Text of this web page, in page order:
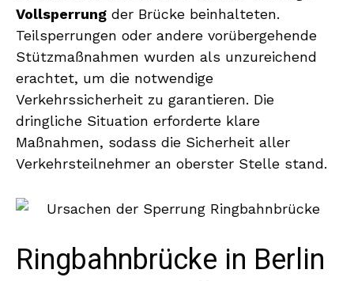
Vollsperrung der Brücke beinhalteten.
Teilsperrungen oder andere vorübergehende
Stützmaßnahmen wurden als unzureichend
erachtet, um die notwendige
Verkehrssicherheit zu garantieren. Die
dringliche Situation erforderte klare
Maßnahmen, sodass die Sicherheit aller
Verkehrsteilnehmer an oberster Stelle stand.
Ringbahnbrücke in Berlin